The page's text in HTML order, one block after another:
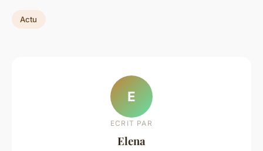
Actu
E
ECRIT PAR
Elena